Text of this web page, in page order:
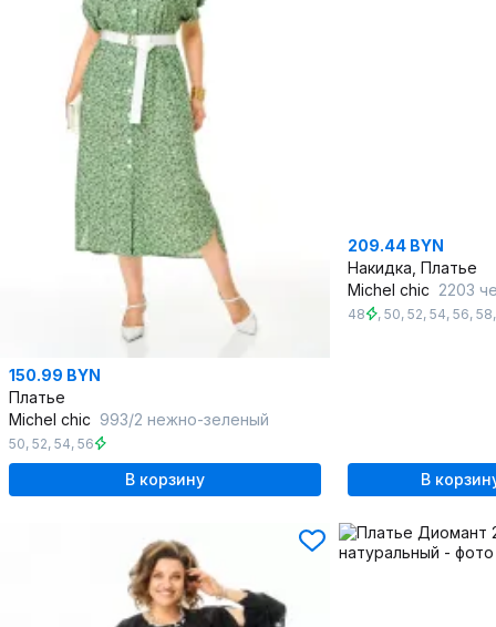
150.99 BYN
Платье
Michel chic 993/2 нежно-зеленый
50, 52, 54, 56
В корзину
209.44 BYN
Накидка, Платье
Michel chic 2203
48 , 50, 52, 54, 56, 58
В